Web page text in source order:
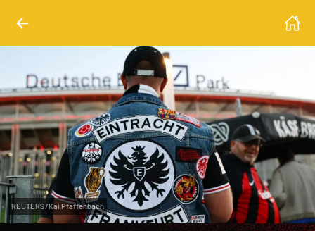
REUTERS/Kai Pfaffenbach